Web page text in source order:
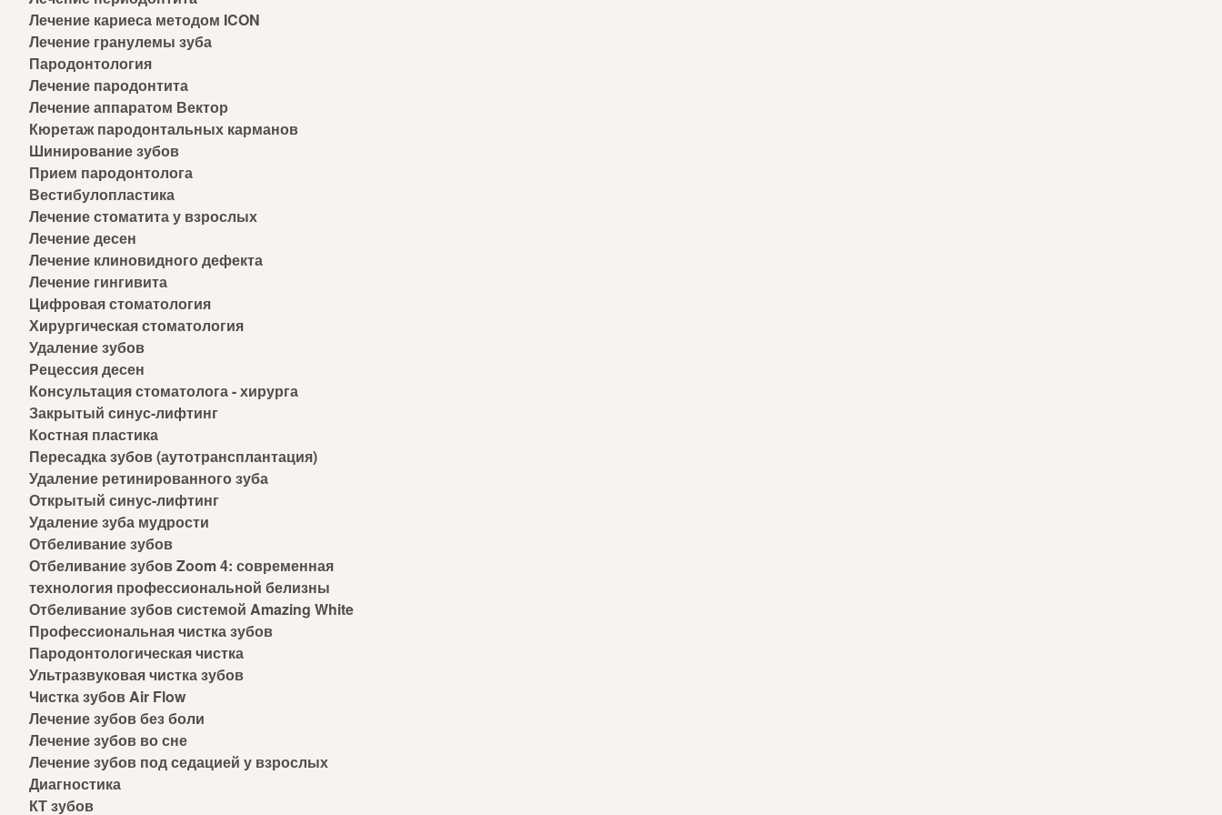
Лечение кариеса методом ICON
Лечение гранулемы зуба
Пародонтология
Лечение пародонтита
Лечение аппаратом Вектор
Кюретаж пародонтальных карманов
Шинирование зубов
Прием пародонтолога
Вестибулопластика
Лечение стоматита у взрослых
Лечение десен
Лечение клиновидного дефекта
Лечение гингивита
Цифровая стоматология
Хирургическая стоматология
Удаление зубов
Рецессия десен
Консультация стоматолога - хирурга
Закрытый синус-лифтинг
Костная пластика
Пересадка зубов (аутотрансплантация)
Удаление ретинированного зуба
Открытый синус-лифтинг
Удаление зуба мудрости
Отбеливание зубов
Отбеливание зубов Zoom 4: современная
технология профессиональной белизны
Отбеливание зубов системой Amazing White
Профессиональная чистка зубов
Пародонтологическая чистка
Ультразвуковая чистка зубов
Чистка зубов Air Flow
Лечение зубов без боли
Лечение зубов во сне
Лечение зубов под седацией у взрослых
Диагностика
КТ зубов